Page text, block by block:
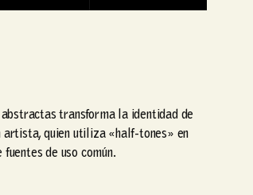
transforma la identidad de
artista, quien utiliza «half-tones» en
de uso común.